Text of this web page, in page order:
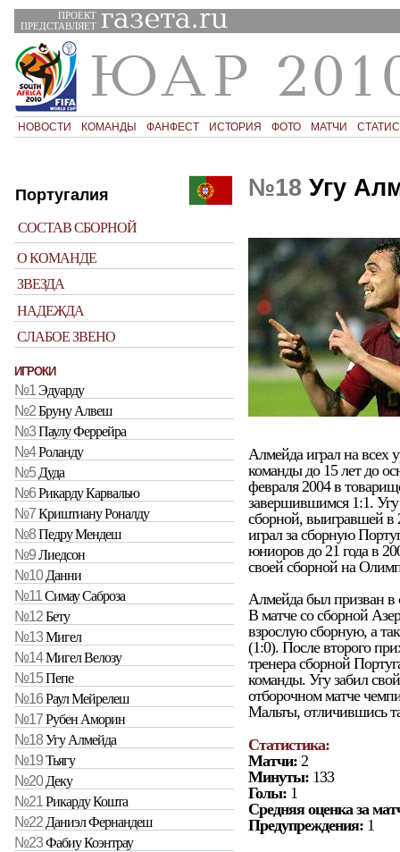
ПРОЕКТ
ПРЕДСТАВЛЯЕТ
НОВОСТИ КОМАНДЫ ФАНФЕСТ ИСТОРИЯ ФОТО МАТЧИ
Португалия
СОСТАВ СБОРНОЙ
О КОМАНДЕ
ЗВЕЗДА
НАДЕЖДА
СЛАБОЕ ЗВЕНО
ИГРОКИ
№1Эдуарду
№2Бруну Алвеш
№3Паулу Феррейра
№4Роланду
№5 Дуда
№6Рикарду Карвалью
№7Криштиану Роналду
№8Педру Мендеш
№9Лиедсон
№10 Данни
№11Симау Саброза
№12Бету
№13Мигел
№14Мигел Велозу
№15Пепе
№16Раул Мейрелеш
№17Рубен Аморин
№18Угу Алмейда
№19Тьягу
№20 Деку
№21Рикарду Кошта
№22 Даниэл Фернандеш
№23Фабиу Коэнтрау
№18 Угу
Алмейда играл на всех
команды до 15 лет до
февраля 2004 в
завершившимся 1:1. Угу
сборной, выигравшей в
играл за сборную
юниоров до 21 года в
своей сборной на
Алмейда был призван в
В матче со сборной
взрослую сборную, а
(1:0). После второго
тренера сборной
команды. Угу забил
отборочном матче
Мальты, отличившись
Статистика:
Матчи: 2
Минуты: 133
Голы: 1
Средняя оценка за
Предупреждения: 1